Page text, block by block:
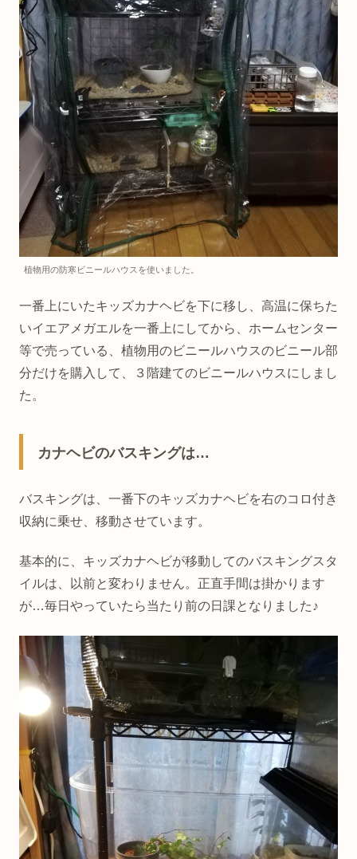
植物用の防寒ビニールハウスを使いました。
一番上にいたキッズカナヘビを下に移し、高温に保ちた
いイエアメガエルを一番上にしてから、ホームセンター
等で売っている、植物用のビニールハウスのビニール部
分だけを購入して、３階建てのビニールハウスにしまし
た。
カナヘビのバスキングは…
バスキングは、一番下のキッズカナヘビを右のコロ付き
収納に乗せ、移動させています。
基本的に、キッズカナヘビが移動してのバスキングスタ
イルは、以前と変わりません。正直手間は掛かります
が…毎日やっていたら当たり前の日課となりました♪